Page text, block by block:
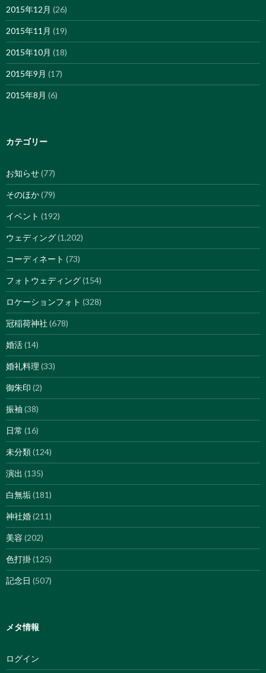
2015年12月 (26)
2015年11月 (19)
2015年10月 (18)
2015年9月 (17)
2015年8月 (6)
カテゴリー
お知らせ(77)
そのほか(79)
イベント (192)
ウェディング(1,202)
コーディネート (73)
フォトウェディング(154)
ロケーションフォト (328)
冠稲荷神社 (678)
婚活(14)
婚礼料理 (33)
御朱印 (2)
振袖 (38)
日常 (16)
未分類(124)
演出 (135)
白無垢(181)
神社婚(211)
美容 (202)
色打掛(125)
記念日 (507)
メタ情報
ログイン